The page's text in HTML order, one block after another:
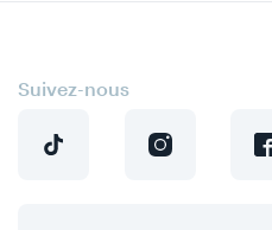
Suivez-nous